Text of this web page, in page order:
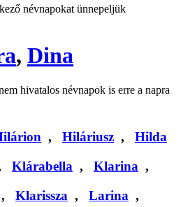
névnapokat ünnepeljük
, Dina
hivatalos névnapok is erre a napra
, Hiláriusz ,
Hilda
Klárabella , Klarina ,
, Klarissza , Larina ,